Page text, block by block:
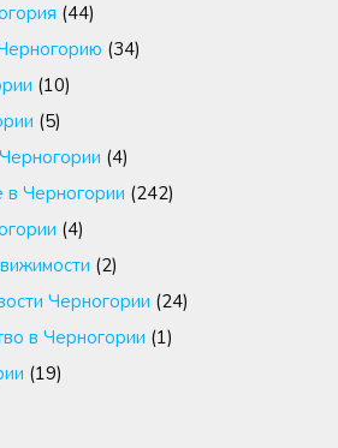
(44)
(34)
(10)
(5)
(4)
Черногории (242)
(4)
(2)
Черногории (24)
в Черногории (1)
(19)